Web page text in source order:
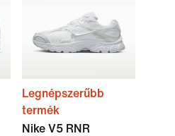
Legnépszerűbb
termék
Nike V5 RNR